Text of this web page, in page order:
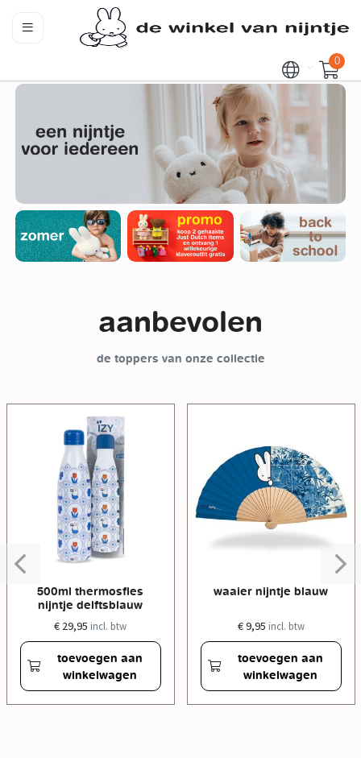
0
aanbevolen
de toppers van onze collectie
500ml thermosfles
nijntje delftsblauw
€ 29,95 incl. btw
toevoegen aan
winkelwagen
waaier nijntje blauw
€ 9,95 incl. btw
toevoegen aan
winkelwagen